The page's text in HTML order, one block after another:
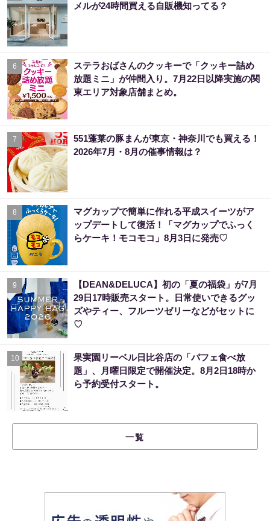
メルが24時間買える自販機知ってる？
6
ステラおばさんのクッキーで「クッキー詰め
放題ミニ」が仲間入り。7月22日以降実施の関
東エリア対象店舗まとめ。
7
551蓬莱の豚まんが東京・神奈川でも買える！
2026年7月・8月の催事情報は？
8
マグカップで簡単に作れる平成スイーツがア
ップデートして復活！「マグカップでふっく
らケーキ！モコモコ」8月3日に発売♡
9
【DEAN&DELUCA】初の「夏の福袋」が7月
29日17時販売スタート。日常使いできるグッ
ズやティー、フルーツゼリーなどがセットに
♡
10
果実園リーベル日比谷店の「パフェ食べ放
題」、月曜日限定で開催決定。8月2日18時か
ら予約受付スタート。
一覧